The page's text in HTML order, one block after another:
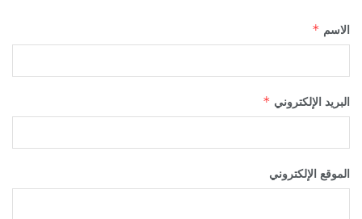
الاسم *
البريد الإلكتروني *
الموقع الإلكتروني